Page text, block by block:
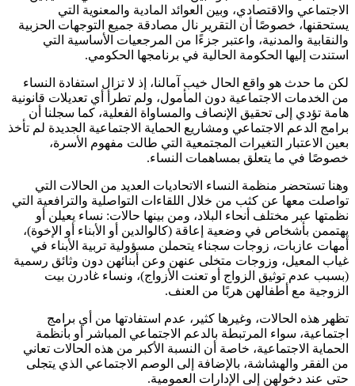
الاجتماعي والاقتصادي، وبين العوائد المادية والمعنوية التي
يستحقنها، خصوصًا أن التقرير نال مصادقة جميع التوجهات الحزبية
والنقابية والمدنية، واعتبر جزءًا من المرجعيات الأساسية التي
استندت إليها الحكومة الحالية في برنامجها الحكومي.
لكن ما حدث هو واقع الحال خيب آمالنا، إذ لا تزال استفادة النساء
من الخدمات الاجتماعية دون المأمول، ولم تطرأ أي تعديلات قانونية
هامة تؤدي إلى تحقيق الإنصاف والمساواة الفعلية، كما سجلنا أن
برامج الدعم الاجتماعي ومشاريع الحماية الاجتماعية الجديدة لم تأخذ
بعين الاعتبار التغيرات المجتمعية التي طالت مفهوم الأسرة،
خصوصًا في ما يتعلق بمساهمات النساء.
وهنا تستحضر منظمة النساء الاتحاديات العديد من الحالات التي
تواصلت معها عن كثب من خلال اللقاءات التواصلية والترافعية التي
نظمتها عبر مختلف أنحاء البلاد، ومن بينها حالات: نساء يعيلن أو
يهتممن بأشخاص في وضعية إعاقة (كالوالدين أو الأبناء أو الإخوة)،
أمهات عازبات، زوجات سجناء يتحملن مسؤولية تربية الأبناء في
غياب المعيل، وزوجات متخلى عنهن وعن أبنائهن دون وثائق رسمية
(بسبب عدم توثيق الزواج أو تعنت الأزواج)، ونساء غادرن بيت
الزوجية مع أطفالهن هربًا من العنف.
تظهر هذه الحالات، وغيرها كثير، عدم استفادتها من أي برامج
اجتماعية، سواء المرتبطة بالدعم الاجتماعي المباشر أو بأنظمة
الحماية الاجتماعية، خاصة أن النسبة الأكبر من هذه الحالات تعاني
من الفقر والهشاشة، بالإضافة إلى الوصم الاجتماعي الذي يتجلى
حتى عند دخولهن إلى الإدارات العمومية.